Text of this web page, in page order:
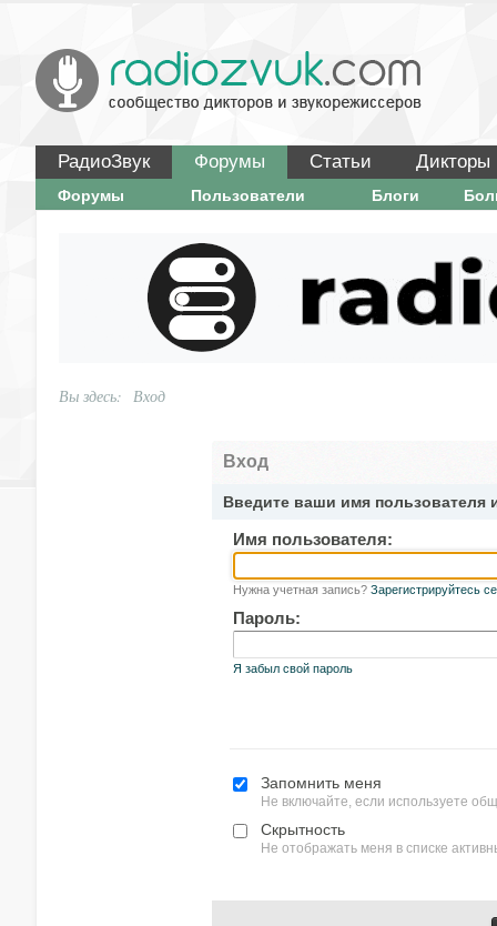
РадиоЗвук Форумы Статьи Дикторы
Форумы Пользователи Блоги
Вы здесь: Вход
Вход
Введите ваши имя пользователя
Имя пользователя:
Нужна учетная запись? Зарегистрируйтесь
Пароль:
Я забыл свой пароль
Запомнить меня
Не включайте, если используете
Скрытность
Не отображать меня в списке